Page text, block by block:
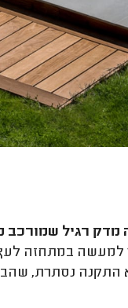
רגיל שמורכב
במתחזה
נסתרת,